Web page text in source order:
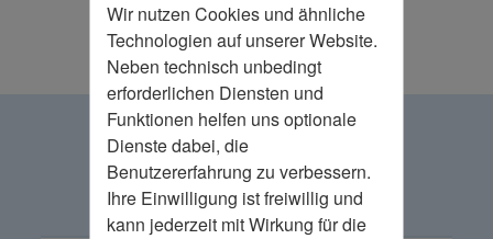
Wir nutzen Cookies und ähnliche
Technologien auf unserer Website.
Neben technisch unbedingt
erforderlichen Diensten und
Funktionen helfen uns optionale
Dienste dabei, die
Benutzererfahrung zu verbessern.
Ihre Einwilligung ist freiwillig und
kann jederzeit mit Wirkung für die
Vorsitz